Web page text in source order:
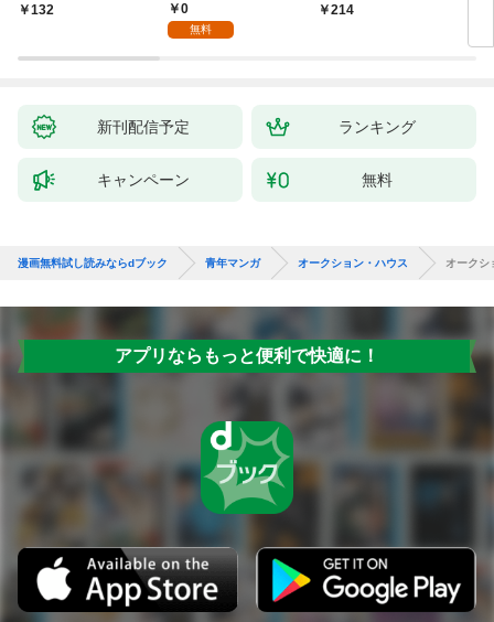
132
0
無料
214
新刊配信予定 ランキング
キャンペーン 無料
漫画無料試し読みならdブック 青年マンガ オークション・ハウス オーク
アプリならもっと便利で快適に！